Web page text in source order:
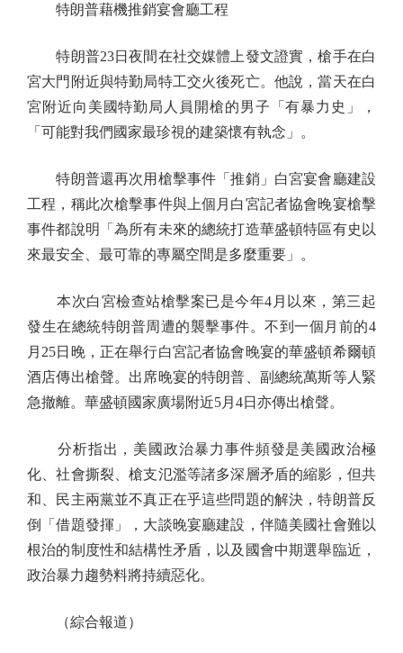
特朗普藉機推銷宴會廳工程
特朗普23日夜間在社交媒體上發文證實，槍手在白
宮大門附近與特勤局特工交火後死亡。他說，當天在白
宮附近向美國特勤局人員開槍的男子「有暴力史」，
「可能對我們國家最珍視的建築懷有執念」。
特朗普還再次用槍擊事件「推銷」白宮宴會廳建設
工程，稱此次槍擊事件與上個月白宮記者協會晚宴槍擊
事件都說明「為所有未來的總統打造華盛頓特區有史以
來最安全、最可靠的專屬空間是多麼重要」。
本次白宮檢查站槍擊案已是今年4月以來，第三起
發生在總統特朗普周遭的襲擊事件。不到一個月前的4
月25日晚，正在舉行白宮記者協會晚宴的華盛頓希爾頓
酒店傳出槍聲。出席晚宴的特朗普、副總統萬斯等人緊
急撤離。華盛頓國家廣場附近5月4日亦傳出槍聲。
分析指出，美國政治暴力事件頻發是美國政治極
化、社會撕裂、槍支氾濫等諸多深層矛盾的縮影，但共
和、民主兩黨並不真正在乎這些問題的解決，特朗普反
倒「借題發揮」，大談晚宴廳建設，伴隨美國社會難以
根治的制度性和結構性矛盾，以及國會中期選舉臨近，
政治暴力趨勢料將持續惡化。
（綜合報道）